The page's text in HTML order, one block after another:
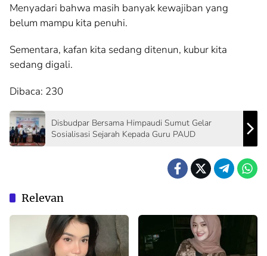
Menyadari bahwa masih banyak kewajiban yang
belum mampu kita penuhi.
Sementara, kafan kita sedang ditenun, kubur kita
sedang digali.
Dibaca: 230
Disbudpar Bersama Himpaudi Sumut Gelar
Sosialisasi Sejarah Kepada Guru PAUD
Relevan